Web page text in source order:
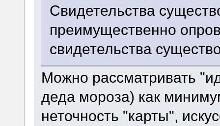
Свидетельства
преимущественно
свидетельства
Можно рассматривать
деда мороза) как
неточность "карты",